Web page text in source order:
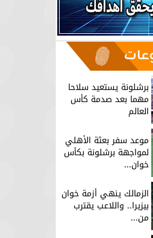
برشلونة يستعيد سلاحا
مهما بعد صدمة كأس
العالم
موعد سفر بعثة الأهلي
لمواجهة برشلونة بكأس
خوان...
الزمالك ينهي أزمة خوان
بيزيرا.. واللاعب يقترب
من...